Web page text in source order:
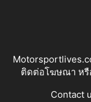
ติดต่อโฆษณา หรื
Contact